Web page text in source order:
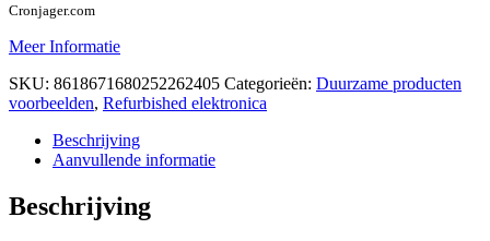
Cronjager.com
Meer Informatie
SKU: 8618671680252262405 Categorieën: Duurzame producten
voorbeelden, Refurbished elektronica
Beschrijving
Aanvullende informatie
Beschrijving